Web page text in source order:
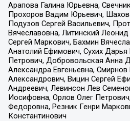
Арапова Галина Юрьевна,
Прохоров Вадим Юрьевич,
Подузов Сергей Васильевич,
Вячеславовна, Литинский
Сергей Маркович, Бахмин
Анатолий Ефимович, Сухих
Петрович, Добровольская Анна
Александра Евгеньевна,
Александрович, Вицин Сергей
Андреевич, Левинсон Лев
Иосифовна, Орлов Олег
Федоровна, Резник Генри
Константинович